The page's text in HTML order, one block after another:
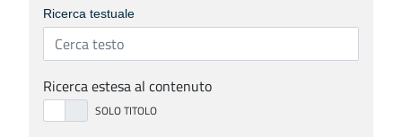
Ricerca testuale
Ricerca estesa al contenuto